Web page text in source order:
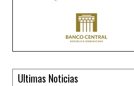
Ultimas Noticias